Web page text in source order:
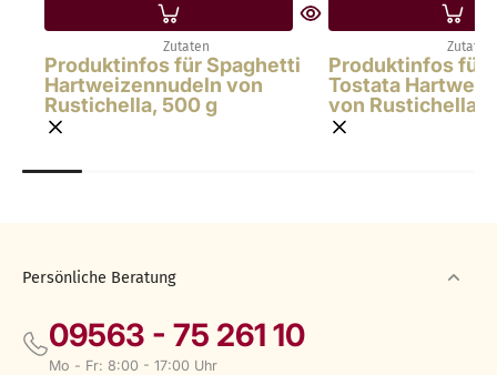
Zutaten
Produktinfos für Spaghetti
Hartweizennudeln von
Rustichella, 500 g
Zutaten
Produktinfos für
Tostata
von Rustichella,
Persönliche Beratung
09563 - 75 261 10
Mo - Fr: 8:00 - 17:00 Uhr